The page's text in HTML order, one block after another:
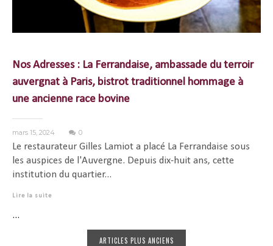
Nos Adresses : La Ferrandaise, ambassade du terroir
auvergnat à Paris, bistrot traditionnel hommage à
une ancienne race bovine
mars 15, 2024 0
Le restaurateur Gilles Lamiot a placé La Ferrandaise sous
les auspices de l'Auvergne. Depuis dix-huit ans, cette
institution du quartier...
Lire la suite
...
ARTICLES PLUS ANCIENS